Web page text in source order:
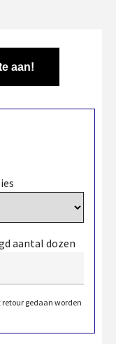
aan!
aantal dozen
gedaan worden